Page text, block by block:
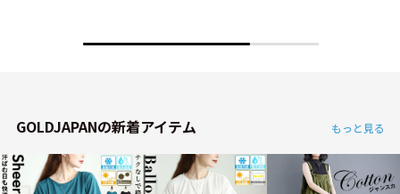
GOLDJAPANの新着アイテム もっと見る